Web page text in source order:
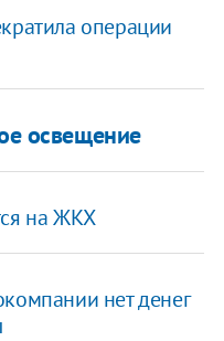
операции
освещение
на ЖКХ
нет денег